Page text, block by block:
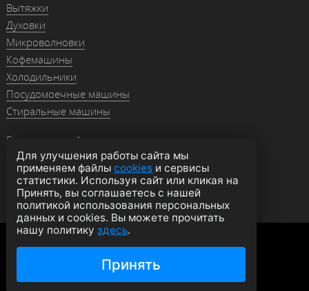
Вытяжки
Духовки
Микроволновки
Кофемашины
Холодильники
Посудомоечные машины
Стиральные машины
Гранитные мойки
Мойки из нержавейки
Смесители
Аксессуары
© 2026 moyki1.ru
Политика конфиденциальности
Согласие на обработку данных
Для улучшения работы сайта мы
применяем файлыcookies и сервисы
статистики. Используя сайт или кликая на
Принять, вы соглашаетесь с нашей
политикой использования персональных
данных и cookies. Вы можете прочитать
нашу политикуздесь.
Принять